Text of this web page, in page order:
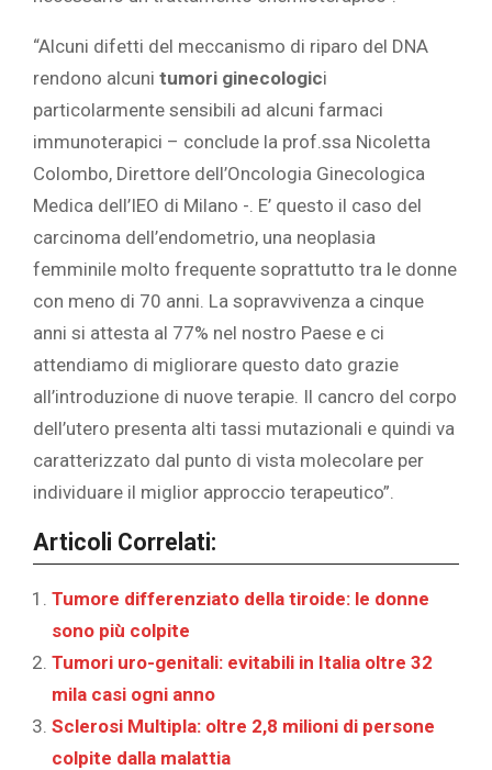
“Alcuni difetti del meccanismo di riparo del DNA
rendono alcuni tumori ginecologici
particolarmente sensibili ad alcuni farmaci
immunoterapici – conclude la prof.ssa Nicoletta
Colombo, Direttore dell’Oncologia Ginecologica
Medica dell’IEO di Milano -. E’ questo il caso del
carcinoma dell’endometrio, una neoplasia
femminile molto frequente soprattutto tra le donne
con meno di 70 anni. La sopravvivenza a cinque
anni si attesta al 77% nel nostro Paese e ci
attendiamo di migliorare questo dato grazie
all’introduzione di nuove terapie. Il cancro del corpo
dell’utero presenta alti tassi mutazionali e quindi va
caratterizzato dal punto di vista molecolare per
individuare il miglior approccio terapeutico”.
Articoli Correlati:
Tumore differenziato della tiroide: le donne
sono più colpite
Tumori uro-genitali: evitabili in Italia oltre 32
mila casi ogni anno
Sclerosi Multipla: oltre 2,8 milioni di persone
colpite dalla malattia